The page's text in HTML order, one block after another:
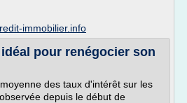
immobilier.info
pour renégocier son
des taux d'intérêt sur les
depuis le début de